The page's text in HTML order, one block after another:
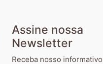
Assine nossa
Newsletter
Receba nosso